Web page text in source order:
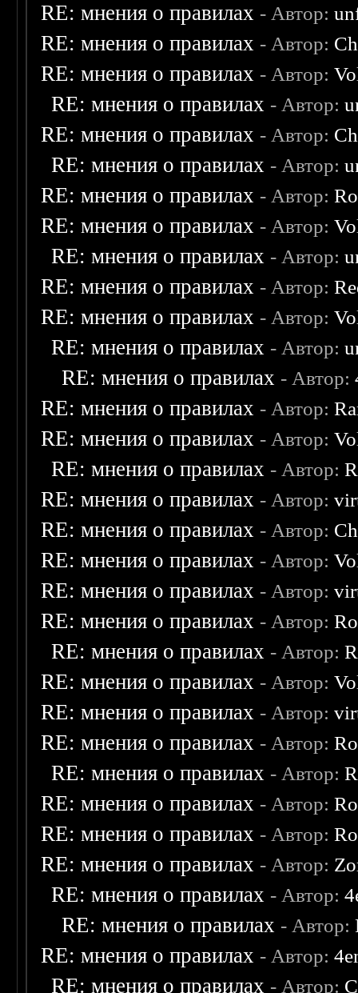
RE: мнения о правилах - Автор:
RE: мнения о правилах - Автор:
RE: мнения о правилах - Автор:
RE: мнения о правилах - Автор:
RE: мнения о правилах - Автор:
RE: мнения о правилах - Автор:
RE: мнения о правилах - Автор:
RE: мнения о правилах - Автор:
RE: мнения о правилах - Автор:
RE: мнения о правилах - Автор:
RE: мнения о правилах - Автор:
RE: мнения о правилах - Автор:
RE: мнения о правилах - Автор:
RE: мнения о правилах - Автор:
RE: мнения о правилах - Автор:
RE: мнения о правилах - Автор:
RE: мнения о правилах - Автор:
RE: мнения о правилах - Автор:
RE: мнения о правилах - Автор:
RE: мнения о правилах - Автор:
RE: мнения о правилах - Автор:
RE: мнения о правилах - Автор:
RE: мнения о правилах - Автор:
RE: мнения о правилах - Автор:
RE: мнения о правилах - Автор:
RE: мнения о правилах - Автор:
RE: мнения о правилах - Автор:
RE: мнения о правилах - Автор:
RE: мнения о правилах - Автор:
RE: мнения о правилах - Автор:
RE: мнения о правилах - Автор:
RE: мнения о правилах - Автор:
RE: мнения о правилах - Автор: